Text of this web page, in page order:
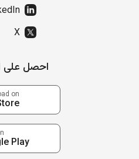
X
احصل على
on
Play